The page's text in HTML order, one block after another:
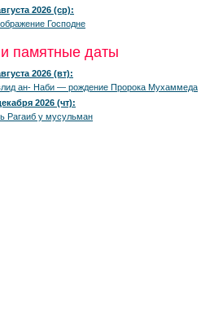
2026 (ср):
Господне
и памятные даты
2026 (вт):
ан- Наби — рождение Пророка Мухаммеда
2026 (чт):
Рагаиб у мусульман